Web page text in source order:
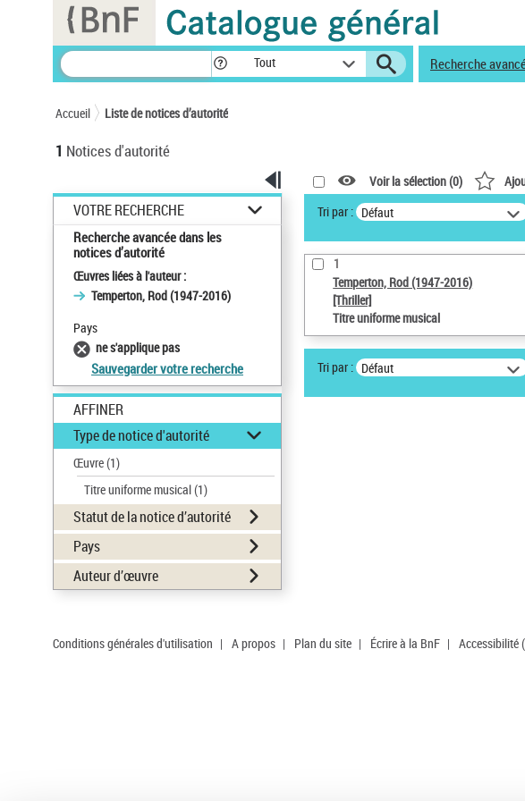
Tout Recherche
Accueil Liste de notices d’autorité
1 Notices d'autorité
VOTRE RECHERCHE
Recherche avancée dans les
notices d’autorité
Œuvres liées à l'auteur :
Temperton, Rod (1947-2016)
Pays
ne s'applique pas
Sauvegarder votre recherche
AFFINER
Type de notice d'autorité
Œuvre(1)
Titre uniforme musical(1)
Statut de la notice d’autorité
Pays
Auteur d’œuvre
Voir la sélection (0)
Tri par : Défaut
1
Temperton, Rod (1947-2016)
[Thriller]
Titre uniforme musical
Tri par : Défaut
Conditions générales d'utilisation | A propos | Plan du site | Écrire à la BnF | Accessibilité
Panneau de gestion des cookies